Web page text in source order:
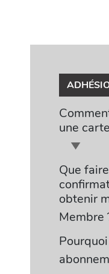
une
Que
obtenir
Membre